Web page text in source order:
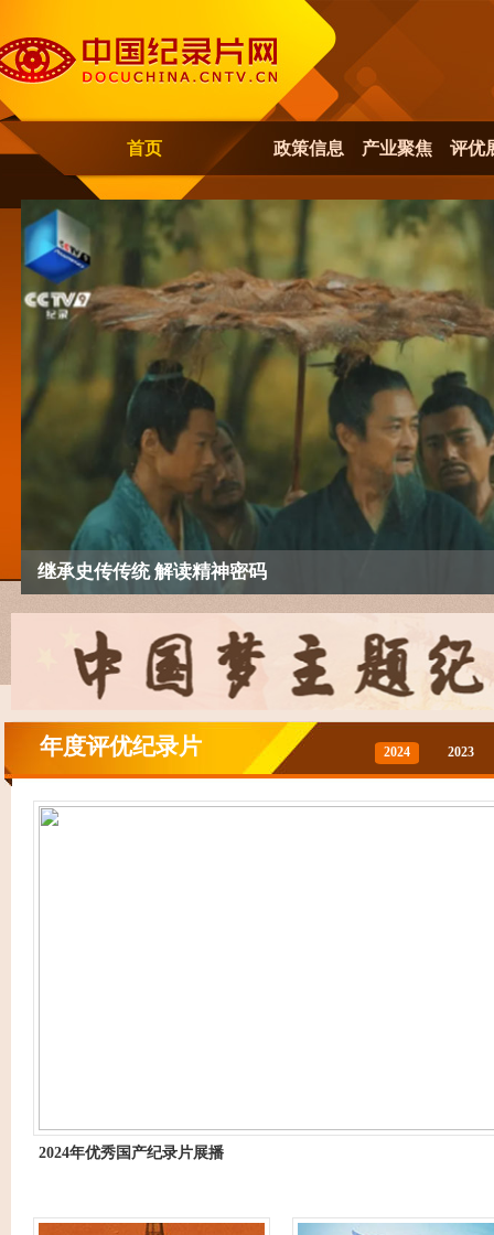
首页 政策信息 产业聚焦 评优
《零碳之路》第二季开播：继续讲述中国绿色低碳发展
“新时代・新影像”非虚构影像论坛在蓉举办
继承史传传统 解读精神密码
纪录片行业高质量发展研讨会
AI唤醒伟大相遇国际合拍纪录片《神遇：当苏格拉底
年度评优纪录片 2024 2023
2024年优秀国产纪录片展播